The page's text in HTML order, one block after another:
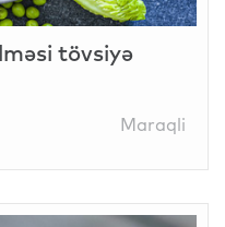
tövsiyə
Maraqli